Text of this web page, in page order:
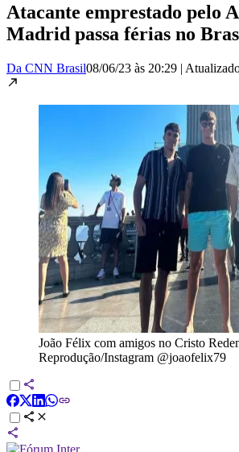
Atacante emprestado pelo
Madrid passa férias no
Da CNN Brasil08/06/23 às 20:29 |
João Félix com amigos no Cristo
Reprodução/Instagram @joaofelix79